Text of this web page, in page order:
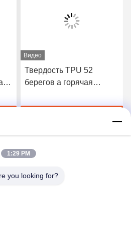
Видео
Твердость TPU 52
берегов a горячая
пленку для безшовного
1:29 PM
you looking for?